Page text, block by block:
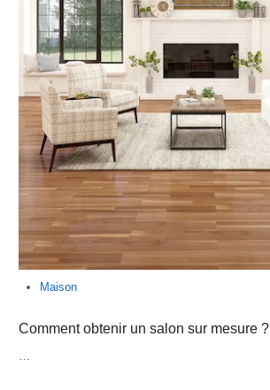
Maison
Comment obtenir un salon sur mesure ?